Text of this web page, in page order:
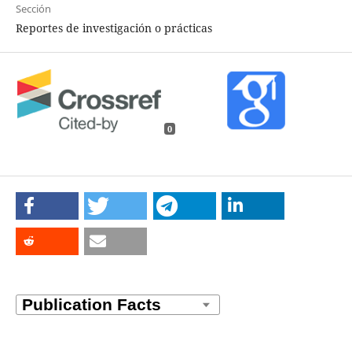
Sección
Reportes de investigación o prácticas
0